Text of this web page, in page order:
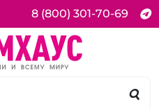
8 (800) 301-70-69